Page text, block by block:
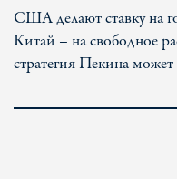
США делают ставку на
Китай – на свободное
стратегия Пекина может